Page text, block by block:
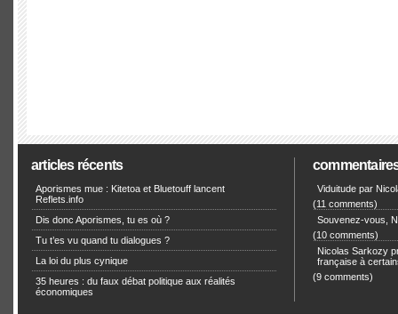
articles récents
Aporismes mue : Kitetoa et Bluetouff lancent
Reflets.info
Dis donc Aporismes, tu es où ?
Tu t’es vu quand tu dialogues ?
La loi du plus cynique
35 heures : du faux débat politique aux réalités
économiques
Viduitude par
(11 comments)
Souvenez-vous,
(10 comments)
Nicolas Sarkozy
française à
(9 comments)